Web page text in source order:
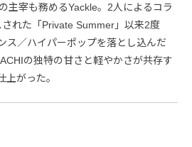
主宰も務めるYackle。2人によるコラ
れた「Private Summer」以来2度
ス／ハイパーポップを落とし込んだ
の独特の甘さと軽やかさが共存す
上がった。